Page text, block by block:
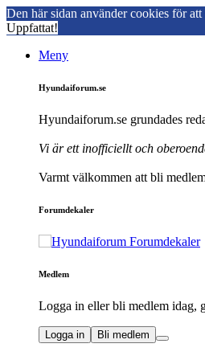
Den här sidan använder cookies för
Uppfattat!
Meny
Hyundaiforum.se
Hyundaiforum.se grundades
Vi är ett inofficiellt och
Varmt välkommen att bli
Forumdekaler
Medlem
Logga in eller bli medlem idag,
Logga in Bli medlem